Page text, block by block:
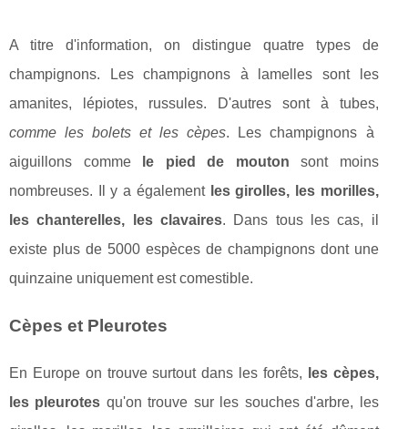
A titre d'information, on distingue quatre types de
champignons. Les champignons à lamelles sont les
amanites, lépiotes, russules. D'autres sont à tubes,
comme les bolets et les cèpes. Les champignons à
aiguillons comme
le pied de mouton sont moins
nombreuses. Il y a également les girolles, les morilles,
les chanterelles, les clavaires. Dans tous les cas, il
existe plus de 5000 espèces de champignons dont une
quinzaine uniquement est comestible.
Cèpes et Pleurotes
En Europe on trouve surtout dans les forêts, les cèpes,
les pleurotes qu'on trouve sur les souches d'arbre, les